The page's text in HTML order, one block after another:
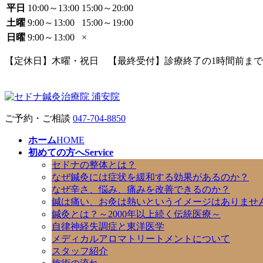
平日 10:00～13:00 15:00～20:00
土曜 9:00～13:00
15:00～19:00
日曜 9:00～13:00 ×
【定休日】木曜・祝日 【最終受付】診療終了の1時間前まで
ご予約・ご相談 047-704-8850
ホームHOME
初めての方へService
セドナの整体とは？
なぜ鍼灸には症状を緩和する効果があるのか？
なぜ辛さ、悩み、痛みを改善できるのか？
鍼は痛い、お灸は熱いというイメージはありませ
鍼灸とは？～2000年以上続く伝統医療～
自律神経失調症と東洋医学
メディカルアロマトリートメントについて
スタッフ紹介